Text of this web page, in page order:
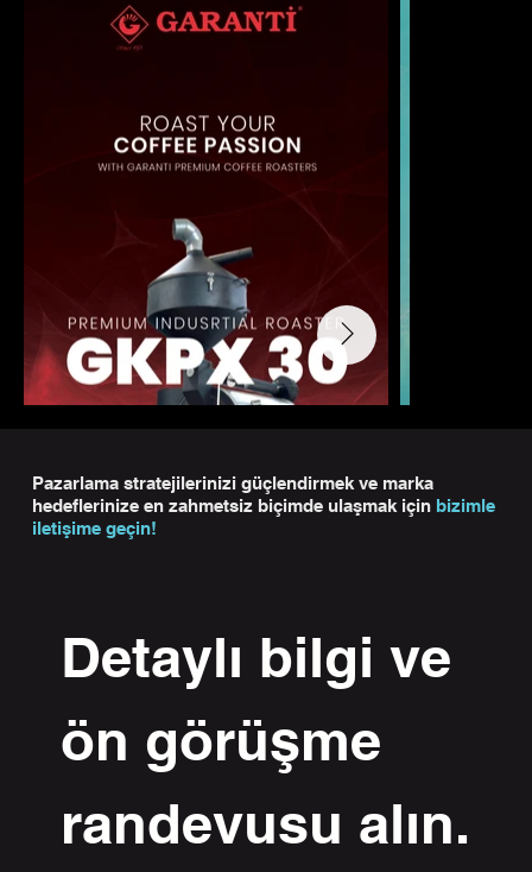
Detaylı bilgi ve
ön görüşme
randevusu alın.
Pazarlama stratejilerinizi güçlendirmek ve marka
hedeflerinize en zahmetsiz biçimde ulaşmak için bizimle
iletişime geçin!